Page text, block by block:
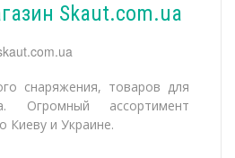
Skaut.com.ua
снаряжения, товаров для
Огромный ассортимент
Киеву и Украине.